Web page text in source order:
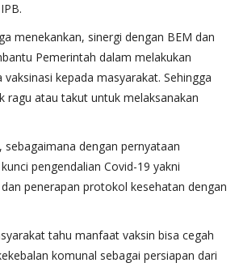
menekankan, sinergi dengan BEM dan
Pemerintah dalam melakukan
kepada masyarakat. Sehingga
ragu atau takut untuk melaksanakan
sebagaimana dengan pernyataan
pengendalian Covid-19 yakni
penerapan protokol kesehatan dengan
tahu manfaat vaksin bisa cegah
komunal sebagai persiapan dari